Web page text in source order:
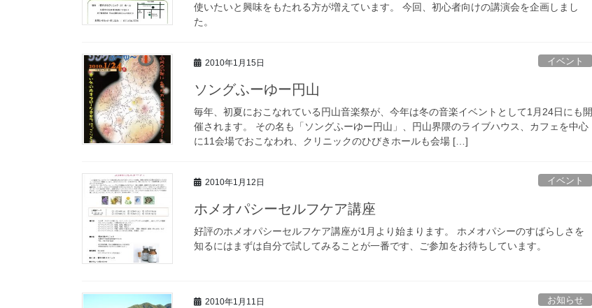
使いたいと興味をもたれる方が増えています。 今回、初心者向けの講演会を企画しまし
た。
2010年1月15日 イベント
ソングふーゆー円山
毎年、初夏におこなれている円山音楽祭が、今年は冬の音楽イベントとして1月24日にも開
催されます。 その名も「ソングふーゆー円山」、円山界隈のライブハウス、カフェを中心
に11会場でおこなわれ、クリニックのひびきホールも会場 […]
2010年1月12日 イベント
ホメオパシーセルフケア講座
好評のホメオパシーセルフケア講座が1月より始まります。 ホメオパシーのすばらしさを
知るにはまずは自分で試してみることが一番です、ご参加をお待ちしています。
2010年1月11日 お知らせ